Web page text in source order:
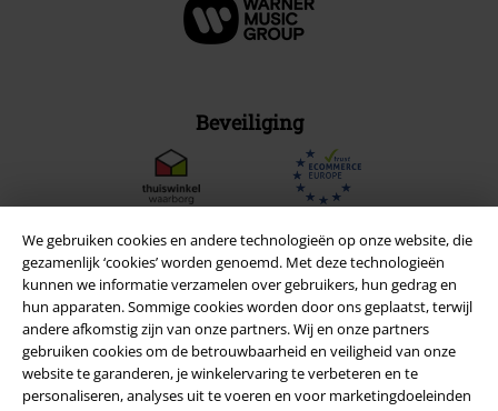
We gebruiken cookies en andere technologieën op onze website, die
gezamenlijk ‘cookies’ worden genoemd. Met deze technologieën
kunnen we informatie verzamelen over gebruikers, hun gedrag en
hun apparaten. Sommige cookies worden door ons geplaatst, terwijl
andere afkomstig zijn van onze partners. Wij en onze partners
gebruiken cookies om de betrouwbaarheid en veiligheid van onze
website te garanderen, je winkelervaring te verbeteren en te
personaliseren, analyses uit te voeren en voor marketingdoeleinden
Beveiliging